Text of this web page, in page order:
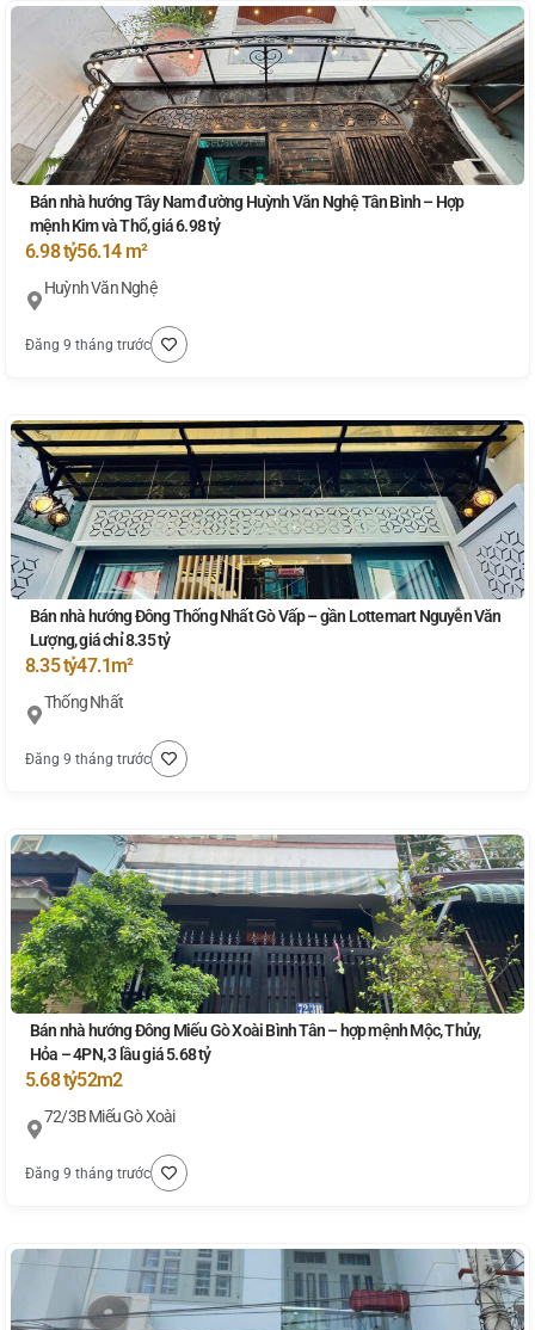
Bán nhà hướng Tây Nam đường Huỳnh Văn Nghệ Tân Bình – Hợp
mệnh Kim và Thổ, giá 6.98 tỷ
6.98 tỷ56.14 m²
Huỳnh Văn Nghệ
Đăng 9 tháng trước
Bán nhà hướng Đông Thống Nhất Gò Vấp – gần Lottemart Nguyễn Văn
Lượng, giá chỉ 8.35 tỷ
8.35 tỷ47.1m²
Thống Nhất
Đăng 9 tháng trước
Bán nhà hướng Đông Miếu Gò Xoài Bình Tân – hợp mệnh Mộc, Thủy,
Hỏa – 4PN, 3 lầu giá 5.68 tỷ
5.68 tỷ52m2
72/3B Miếu Gò Xoài
Đăng 9 tháng trước